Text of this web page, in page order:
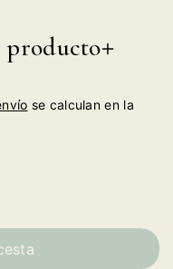
producto
se calculan en la